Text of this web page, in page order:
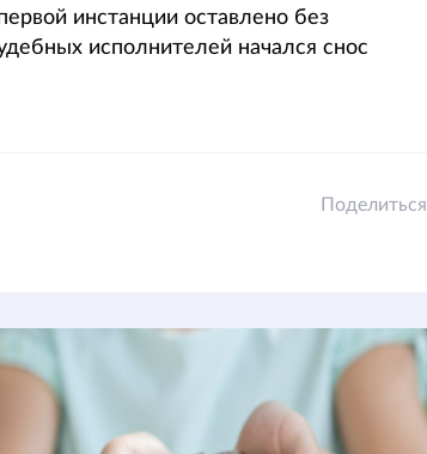
инстанции оставлено без
исполнителей начался снос
Поделиться